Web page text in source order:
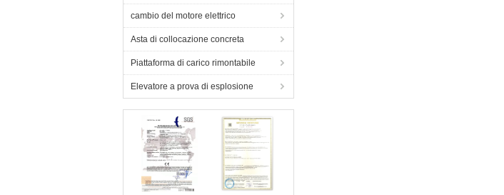
cambio del motore elettrico
Asta di collocazione concreta
Piattaforma di carico rimontabile
Elevatore a prova di esplosione